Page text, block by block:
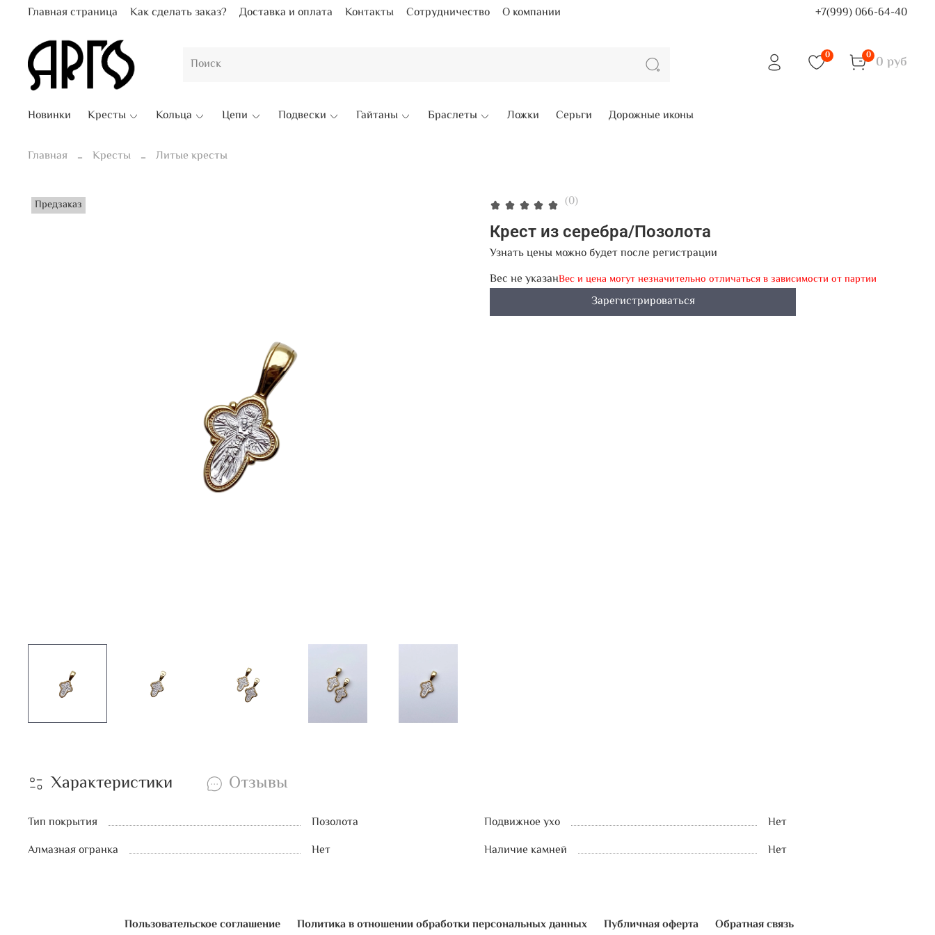
Главная страница Как сделать заказ? Доставка и оплата Контакты Сотрудничество О компании +7(999) 066-64-40
0 0 0 руб
Новинки Кресты Кольца Цепи Подвески Гайтаны Браслеты Ложки Серьги Дорожные иконы
Главная Кресты Литые кресты
Предзаказ (0)
Крест из серебра/Позолота
Узнать цены можно будет после регистрации
Вес не указанВес и цена могут незначительно отличаться в зависимости от партии
Зарегистрироваться
Характеристики Отзывы
Тип покрытия Позолота Подвижное ухо
Нет
Алмазная огранка
Нет Наличие камней Нет
Пользовательское соглашение Политика в отношении обработки персональных данных Публичная оферта Обратная связь